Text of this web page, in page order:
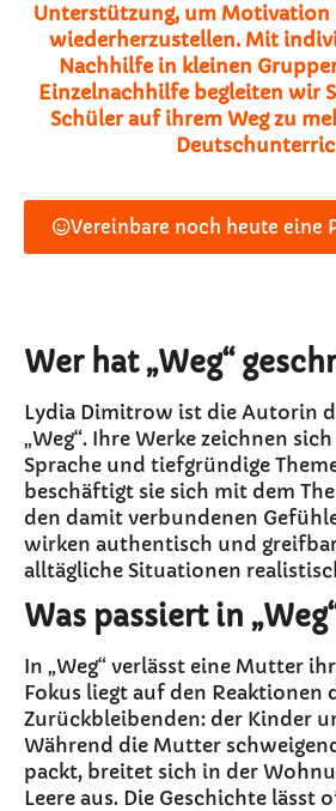
Unterstützung, um
wiederherzustellen. Mit
Nachhilfe in kleinen
Einzelnachhilfe begleiten wir
Schüler auf ihrem Weg zu
Vereinbare noch heute eine
Wer hat „Weg“
Lydia Dimitrow ist die Autorin
„Weg“. Ihre Werke zeichnen
Sprache und tiefgründige
beschäftigt sie sich mit dem
den damit verbundenen
wirken authentisch und
alltägliche Situationen
Was passiert in
In „Weg“ verlässt eine Mutter
Fokus liegt auf den Reaktionen
Zurückbleibenden: der Kinder
Während die Mutter
packt, breitet sich in der
Leere aus. Die Geschichte lässt